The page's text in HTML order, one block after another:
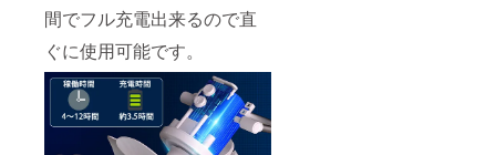
間でフル充電出来るので直
ぐに使用可能です。